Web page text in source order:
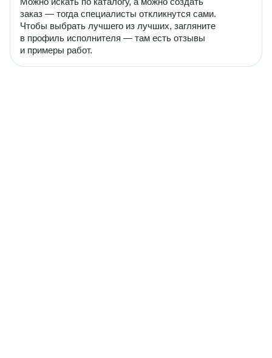
заказ — тогда специалисты откликнутся сами.
Чтобы выбрать лучшего из лучших, загляните
в профиль исполнителя — там есть отзывы
и примеры работ.